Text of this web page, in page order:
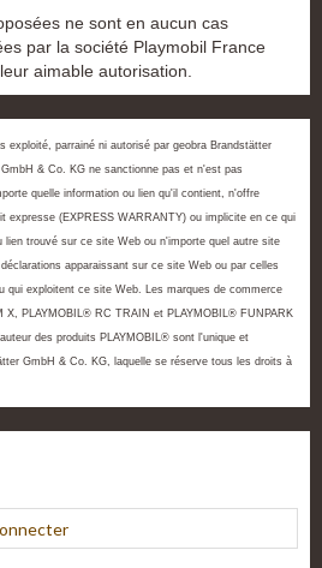
ne sont en aucun cas
par la société Playmobil France
aimable autorisation.
exploité, parrainé ni autorisé par geobra Brandstätter
& Co. KG ne sanctionne pas et n'est pas
quelle information ou lien qu'il contient, n'offre
expresse (EXPRESS WARRANTY) ou implicite en ce qui
lien trouvé sur ce site Web ou n'importe quel autre site
apparaissant sur ce site Web ou par celles
qui exploitent ce site Web. Les marques de commerce
X, PLAYMOBIL® RC TRAIN et PLAYMOBIL® FUNPARK
des produits PLAYMOBIL® sont l'unique et
GmbH & Co. KG, laquelle se réserve tous les droits à